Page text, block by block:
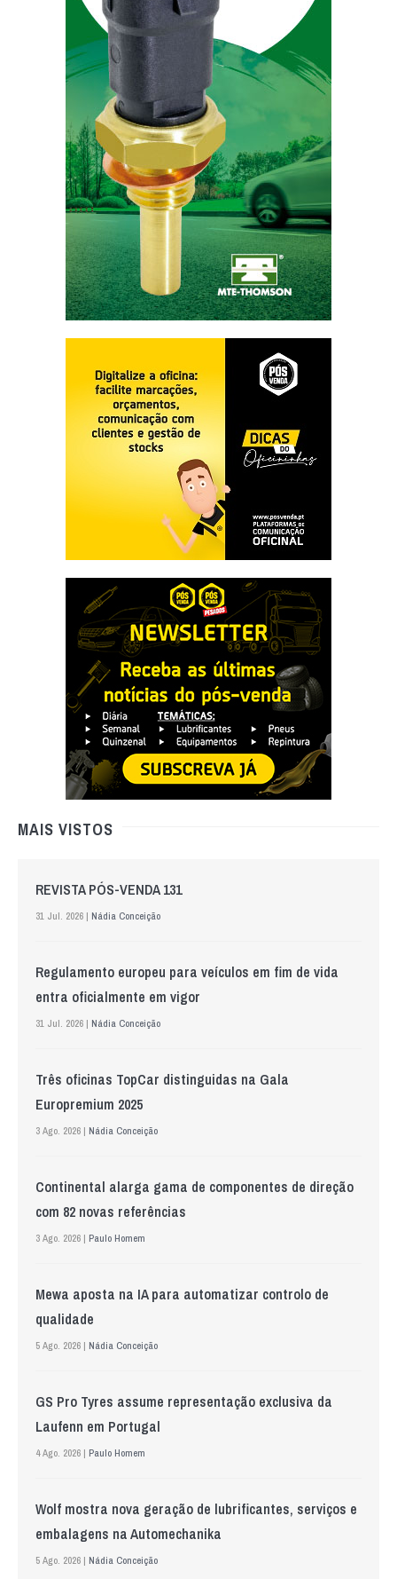
MAIS VISTOS
REVISTA PÓS-VENDA 131
31 Jul. 2026 | Nádia Conceição
Regulamento europeu para veículos em fim de vida
entra oficialmente em vigor
31 Jul. 2026 | Nádia Conceição
Três oficinas TopCar distinguidas na Gala
Europremium 2025
3 Ago. 2026 | Nádia Conceição
Continental alarga gama de componentes de direção
com 82 novas referências
3 Ago. 2026 | Paulo Homem
Mewa aposta na IA para automatizar controlo de
qualidade
5 Ago. 2026 | Nádia Conceição
GS Pro Tyres assume representação exclusiva da
Laufenn em Portugal
4 Ago. 2026 | Paulo Homem
Wolf mostra nova geração de lubrificantes, serviços e
embalagens na Automechanika
5 Ago. 2026 | Nádia Conceição